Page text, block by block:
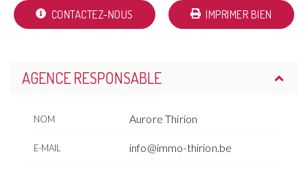
CONTACTEZ-NOUS IMPRIMER BIEN
AGENCE RESPONSABLE
NOM Aurore Thirion
E-MAIL info@immo-thirion.be